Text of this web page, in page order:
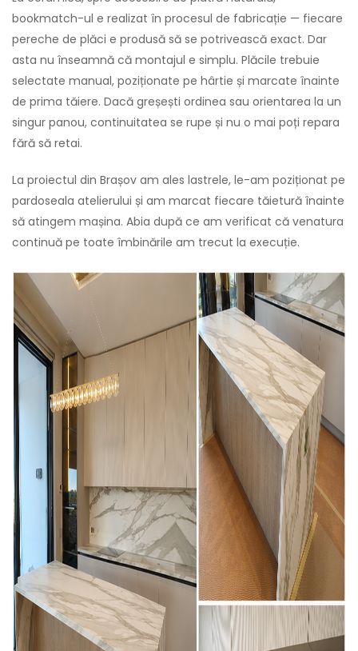
bookmatch-ul e realizat în procesul de fabricație — fiecare
pereche de plăci e produsă să se potrivească exact. Dar
asta nu înseamnă că montajul e simplu. Plăcile trebuie
selectate manual, poziționate pe hârtie și marcate înainte
de prima tăiere. Dacă greșești ordinea sau orientarea la un
singur panou, continuitatea se rupe și nu o mai poți repara
fără să retai.
La proiectul din Brașov am ales lastrele, le-am poziționat pe
pardoseala atelierului și am marcat fiecare tăietură înainte
să atingem mașina. Abia după ce am verificat că venatura
continuă pe toate îmbinările am trecut la execuție.